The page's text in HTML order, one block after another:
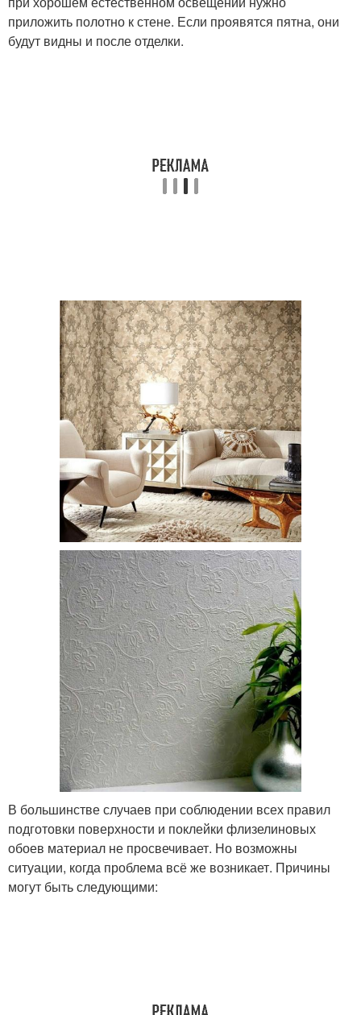
приложить полотно к стене. Если проявятся пятна, они
будут видны и после отделки.
В большинстве случаев при соблюдении всех правил
подготовки поверхности и поклейки флизелиновых
обоев материал не просвечивает. Но возможны
ситуации, когда проблема всё же возникает. Причины
могут быть следующими: